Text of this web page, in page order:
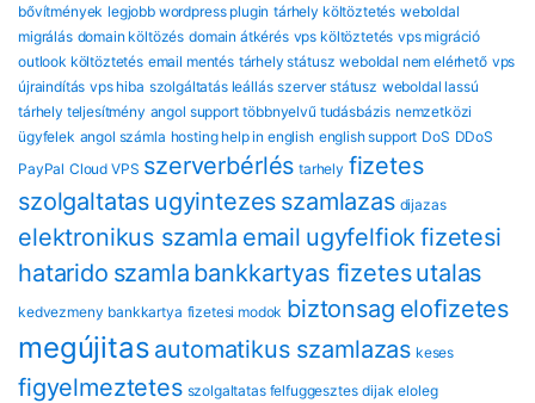
bővítmények legjobb wordpress plugin tárhely költöztetés weboldal
migrálás domain költözés domain átkérés vps költöztetés vps migráció
outlook költöztetés email mentés tárhely státusz weboldal nem elérhető vps
újraindítás vps hiba szolgáltatás leállás szerver státusz weboldal lassú
tárhely teljesítmény angol support többnyelvű tudásbázis nemzetközi
ügyfelek angol számla hosting help in english english support DoS DDoS
PayPal Cloud VPS szerverbérlés tarhely fizetes
szolgaltatas ugyintezes szamlazas dijazas
elektronikus szamla email ugyfelfiok fizetesi
hatarido szamla bankkartyas fizetesutalas
kedvezmeny bankkartya fizetesi modok biztonsag eloﬁzetes
megújitas automatikus szamlazas keses
figyelmeztetes szolgaltatas felfuggesztes dijak eloleg